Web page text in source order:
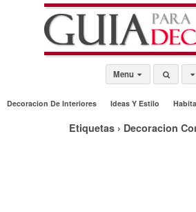
Menu
Decoracion De Interiores Ideas Y Estilo
Etiquetas › Decoracion